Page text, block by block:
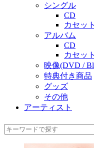
シングル
CD
カセット
アルバム
CD
カセット
映像(DVD /
特典付き商品
グッズ
その他
アーティスト